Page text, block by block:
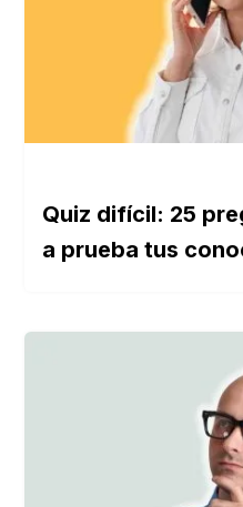
Quiz difícil: 25
a prueba tus